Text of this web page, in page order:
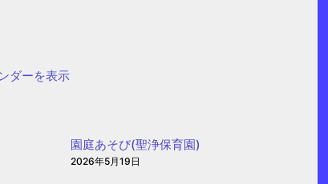
ダーを表示
園庭あそび(聖浄保育園)
2026年5月19日